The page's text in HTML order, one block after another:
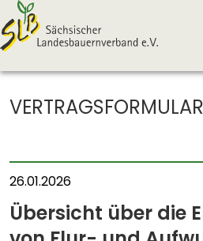
26.01.2026
Übersicht über die